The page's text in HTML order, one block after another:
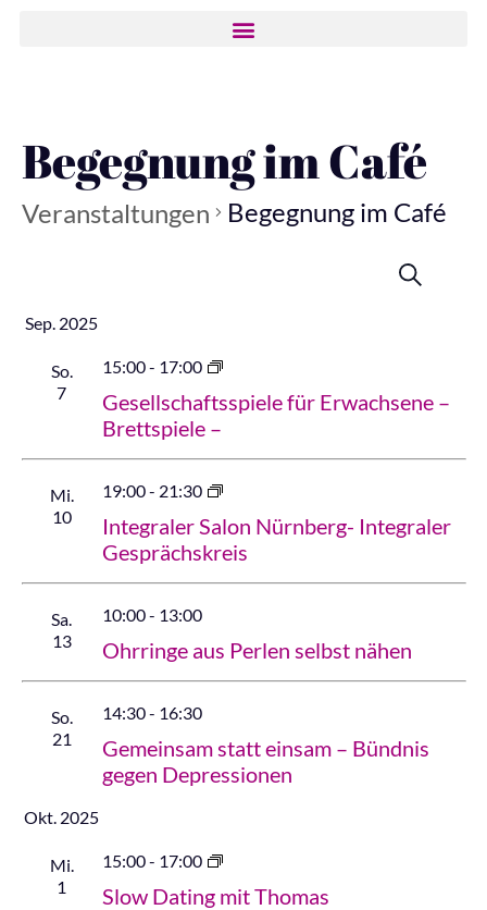
Begegnung im Café
Veranstaltungen Begegnung im Café
Suche
date.
Sep. 2025
So.
7
15:00- 17:00
Gesellschaftsspiele für Erwachsene –
Brettspiele –
Mi.
10
19:00- 21:30
Integraler Salon Nürnberg- Integraler
Gesprächskreis
Sa.
13
10:00- 13:00
Ohrringe aus Perlen selbst nähen
So.
21
14:30- 16:30
Gemeinsam statt einsam – Bündnis
gegen Depressionen
Okt. 2025
Mi.
1
15:00- 17:00
Slow Dating mit Thomas